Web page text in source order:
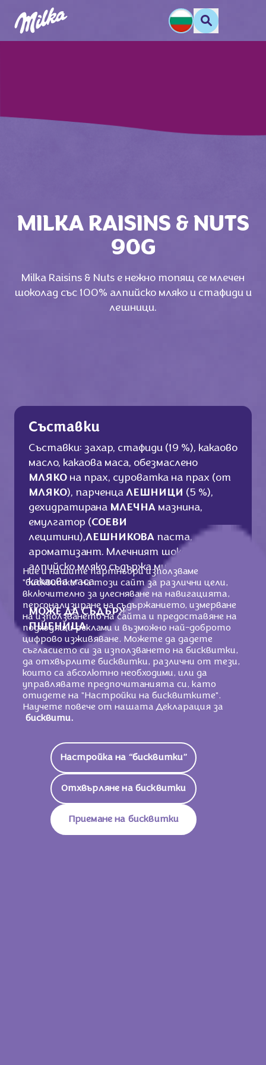
MILKA RAISINS & NUTS
90G
Milka Raisins & Nuts e нежно топящ се млечен
шоколад със 100% алпийско мляко и стафиди и
лешници.
Съставки
Съставки: захар, стафиди (19 %), какаово
масло, какаова маса, обезмаслено
МЛЯКО на прах, суроватка на прах (от
МЛЯКО), парченца ЛЕШНИЦИ (5 %),
дехидратирана МЛЕЧНА мазнина,
емулгатор (СОЕВИ
лецитини),ЛЕШНИКОВА паста,
ароматизант. Млечният шоколад с
алпийско мляко съдържа минимум 33 %
какаова маса.
МОЖЕ ДА СЪДЪРЖА ДРУГИ ЯДКИ И
ПШЕНИЦА.
Хранителни стойности
Енергийна Стойност
2125 KJ / 508
Kcal
Мазнини 28g
От Които Наситени
Мастни Киселини
15g
Въглехидрати 57g
От Които Захари
Ние и нашите партньори използваме
"бисквитки" на този сайт за различни цели,
включително за улесняване на навигацията,
персонализиране на съдържанието, измерване
на използването на сайта и предоставяне на
подходящи реклами и възможно най-доброто
цифрово изживяване. Можете да дадете
съгласието си за използването на бисквитки,
да отхвърлите бисквитки, различни от тези,
които са абсолютно необходими, или да
управлявате предпочитанията си, като
отидете на "Настройки на бисквитките".
Научете повече от нашата Декларация за
бисквити.
Настройка на “бисквитки”
Отхвърляне на бисквитки
Приемане на бисквитки